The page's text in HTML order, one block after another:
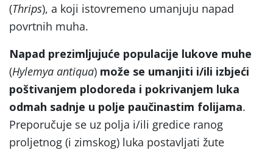
(Thrips), a koji istovremeno umanjuju napad
povrtnih muha.
Napad prezimljujuće populacije lukove muhe
(Hylemya antiqua) može se umanjiti i/ili izbjeći
poštivanjem plodoreda i pokrivanjem luka
odmah sadnje u polje paučinastim folijama.
Preporučuje se uz polja i/ili gredice ranog
proljetnog (i zimskog) luka postavljati žute